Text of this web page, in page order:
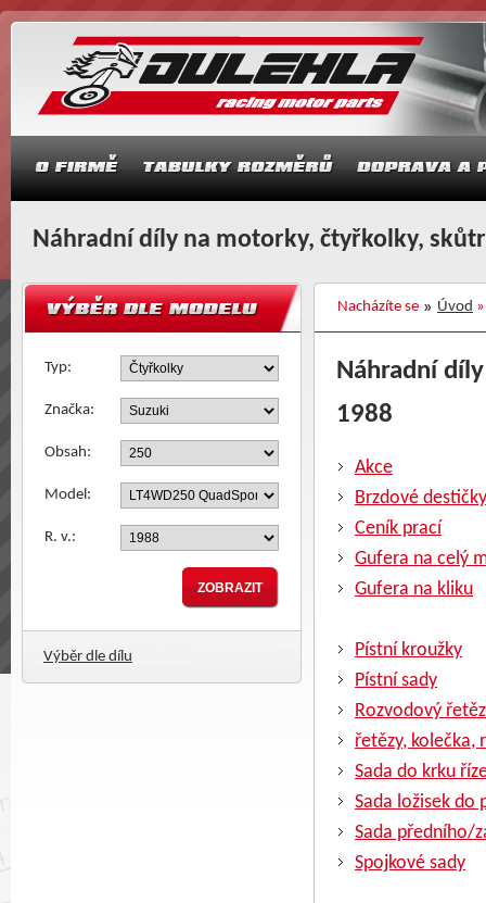
Náhradní díly na motorky, čtyřkolky,
Nacházíte se Úvod
Typ:
Značka:
Obsah:
Model:
R. v.:
Výběr dle dílu
Náhradní
1988
Akce
Brzdové destičky
Ceník prací
Gufera na celý
Gufera na kliku
Pístní kroužky
Pístní sady
Rozvodový řetěz
řetězy, kolečka,
Sada do krku
Sada ložisek do
Sada předního/
Spojkové sady